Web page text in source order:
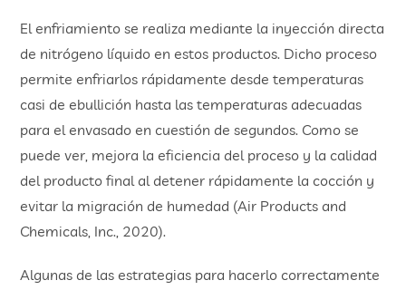
El enfriamiento se realiza mediante la inyección directa
de nitrógeno líquido en estos productos. Dicho proceso
permite enfriarlos rápidamente desde temperaturas
casi de ebullición hasta las temperaturas adecuadas
para el envasado en cuestión de segundos. Como se
puede ver, mejora la eficiencia del proceso y la calidad
del producto final al detener rápidamente la cocción y
evitar la migración de humedad (Air Products and
Chemicals, Inc., 2020).
Algunas de las estrategias para hacerlo correctamente